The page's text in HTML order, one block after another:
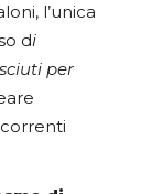
l’unica
di
per